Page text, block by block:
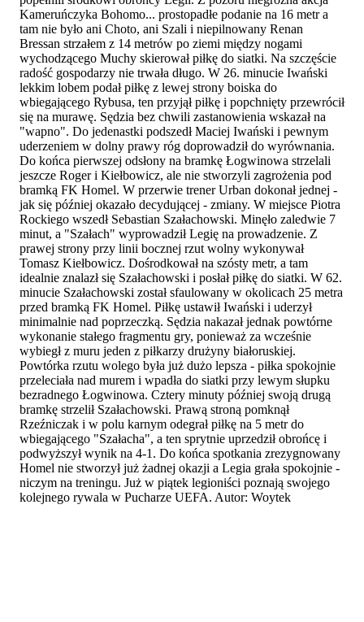
Kameruńczyka Bohomo... prostopadłe podanie na 16 metr a
tam nie było ani Choto, ani Szali i niepilnowany Renan
Bressan strzałem z 14 metrów po ziemi między nogami
wychodzącego Muchy skierował piłkę do siatki. Na szczęście
radość gospodarzy nie trwała długo. W 26. minucie Iwański
lekkim lobem podał piłkę z lewej strony boiska do
wbiegającego Rybusa, ten przyjął piłkę i popchnięty przewrócił
się na murawę. Sędzia bez chwili zastanowienia wskazał na
"wapno". Do jedenastki podszedł Maciej Iwański i pewnym
uderzeniem w dolny prawy róg doprowadził do wyrównania.
Do końca pierwszej odsłony na bramkę Łogwinowa strzelali
jeszcze Roger i Kiełbowicz, ale nie stworzyli zagrożenia pod
bramką FK Homel. W przerwie trener Urban dokonał jednej -
jak się później okazało decydującej - zmiany. W miejsce Piotra
Rockiego wszedł Sebastian Szałachowski. Minęło zaledwie 7
minut, a "Szałach" wyprowadził Legię na prowadzenie. Z
prawej strony przy linii bocznej rzut wolny wykonywał
Tomasz Kiełbowicz. Dośrodkował na szósty metr, a tam
idealnie znalazł się Szałachowski i posłał piłkę do siatki. W 62.
minucie Szałachowski został sfaulowany w okolicach 25 metra
przed bramką FK Homel. Piłkę ustawił Iwański i uderzył
minimalnie nad poprzeczką. Sędzia nakazał jednak powtórne
wykonanie stałego fragmentu gry, ponieważ za wcześnie
wybiegł z muru jeden z piłkarzy drużyny białoruskiej.
Powtórka rzutu wolego była już dużo lepsza - piłka spokojnie
przeleciała nad murem i wpadła do siatki przy lewym słupku
bezradnego Łogwinowa. Cztery minuty później swoją drugą
bramkę strzelił Szałachowski. Prawą stroną pomknął
Rzeźniczak i w polu karnym odegrał piłkę na 5 metr do
wbiegającego "Szałacha", a ten sprytnie uprzedził obrońcę i
podwyższył wynik na 4-1. Do końca spotkania zrezygnowany
Homel nie stworzył już żadnej okazji a Legia grała spokojnie -
niczym na treningu. Już w piątek legioniści poznają swojego
kolejnego rywala w Pucharze UEFA. Autor: Woytek